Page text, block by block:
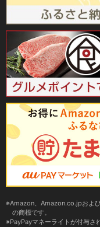
Amazon、Amazon.co.jpおよ
の商標です。
PayPayマネーライトが付与さ